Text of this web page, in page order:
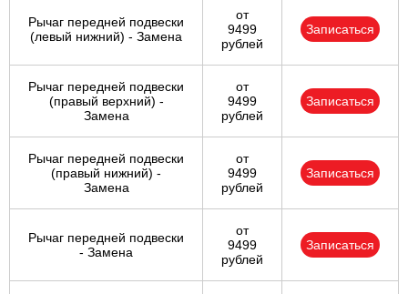
Рычаг передней подвески
(левый нижний) - Замена
от
9499
рублей
Записаться
Рычаг передней подвески
(правый верхний) -
Замена
от
9499
рублей
Записаться
Рычаг передней подвески
(правый нижний) -
Замена
от
9499
рублей
Записаться
Рычаг передней подвески
- Замена
от
9499
рублей
Записаться